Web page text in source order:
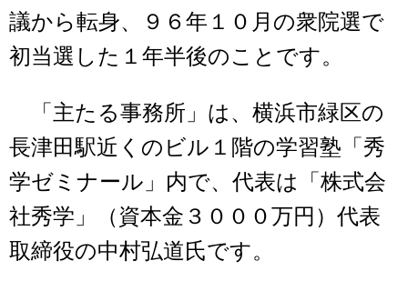
議から転身、９６年１０月の衆院選で
初当選した１年半後のことです。
「主たる事務所」は、横浜市緑区の
長津田駅近くのビル１階の学習塾「秀
学ゼミナール」内で、代表は「株式会
社秀学」（資本金３０００万円）代表
取締役の中村弘道氏です。